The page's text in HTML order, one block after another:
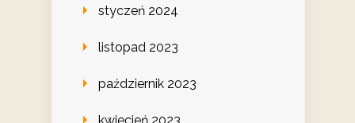
styczeń 2024
listopad 2023
październik 2023
kwiecień 2023